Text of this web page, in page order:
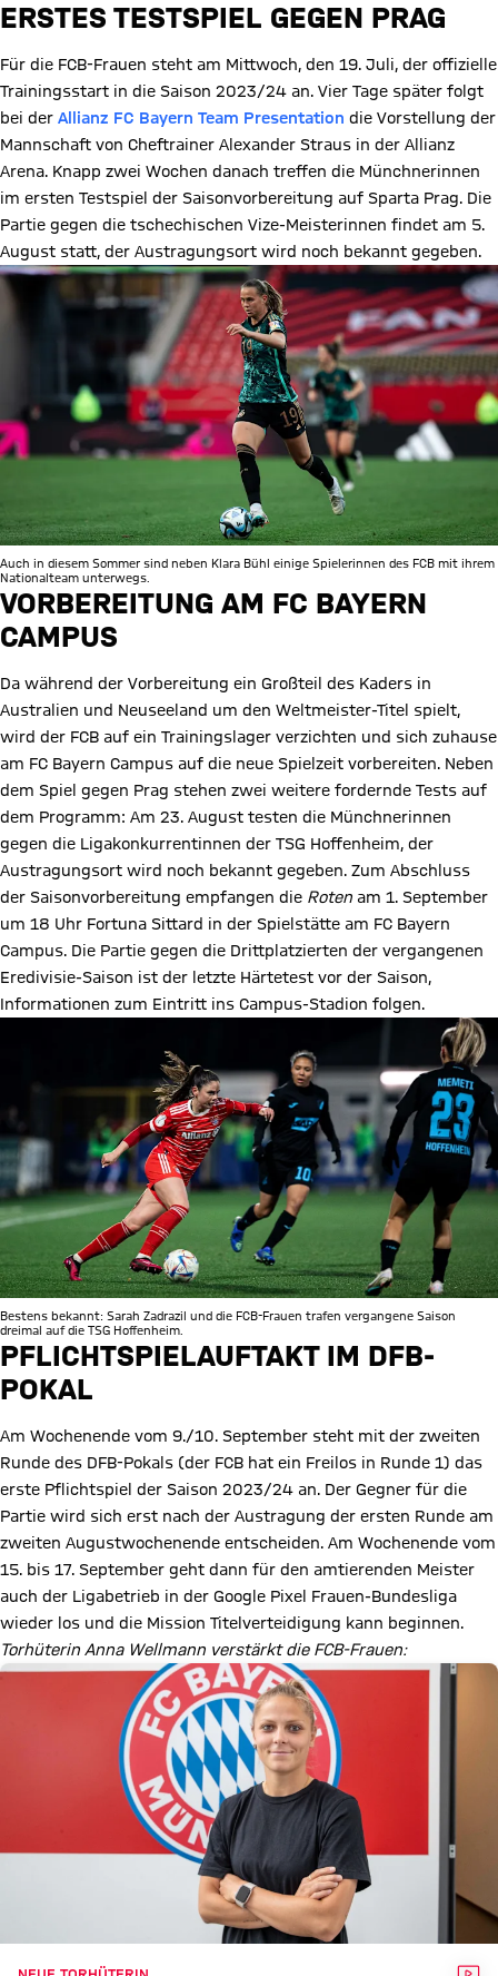
ERSTES TESTSPIEL GEGEN PRAG
Für die FCB-Frauen steht am Mittwoch, den 19. Juli, der offizielle
Trainingsstart in die Saison 2023/24 an. Vier Tage später folgt
bei der Allianz FC Bayern Team Presentation die Vorstellung der
Mannschaft von Cheftrainer Alexander Straus in der Allianz
Arena. Knapp zwei Wochen danach treffen die Münchnerinnen
im ersten Testspiel der Saisonvorbereitung auf Sparta Prag. Die
Partie gegen die tschechischen Vize-Meisterinnen findet am 5.
August statt, der Austragungsort wird noch bekannt gegeben.
Auch in diesem Sommer sind neben Klara Bühl einige Spielerinnen des FCB mit ihrem
Nationalteam unterwegs.
VORBEREITUNG AM FC BAYERN
CAMPUS
Da während der Vorbereitung ein Großteil des Kaders in
Australien und Neuseeland um den Weltmeister-Titel spielt,
wird der FCB auf ein Trainingslager verzichten und sich zuhause
am FC Bayern Campus auf die neue Spielzeit vorbereiten. Neben
dem Spiel gegen Prag stehen zwei weitere fordernde Tests auf
dem Programm: Am 23. August testen die Münchnerinnen
gegen die Ligakonkurrentinnen der TSG Hoffenheim, der
Austragungsort wird noch bekannt gegeben. Zum Abschluss
der Saisonvorbereitung empfangen die Roten am 1. September
um 18 Uhr Fortuna Sittard in der Spielstätte am FC Bayern
Campus. Die Partie gegen die Drittplatzierten der vergangenen
Eredivisie-Saison ist der letzte Härtetest vor der Saison,
Informationen zum Eintritt ins Campus-Stadion folgen.
Bestens bekannt: Sarah Zadrazil und die FCB-Frauen trafen vergangene Saison
dreimal auf die TSG Hoffenheim.
PFLICHTSPIELAUFTAKT IM DFB-
POKAL
Am Wochenende vom 9./10. September steht mit der zweiten
Runde des DFB-Pokals (der FCB hat ein Freilos in Runde 1) das
erste Pflichtspiel der Saison 2023/24 an. Der Gegner für die
Partie wird sich erst nach der Austragung der ersten Runde am
zweiten Augustwochenende entscheiden. Am Wochenende vom
15. bis 17. September geht dann für den amtierenden Meister
auch der Ligabetrieb in der Google Pixel Frauen-Bundesliga
wieder los und die Mission Titelverteidigung kann beginnen.
Torhüterin Anna Wellmann verstärkt die FCB-Frauen: